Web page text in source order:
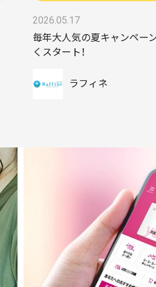
2026.05.17
毎年大人気の夏キャンペー
くスタート！
ラフィネ